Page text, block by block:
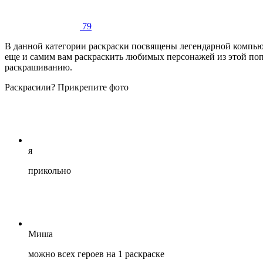
79
В данной категории раскраски посвящены легендарной
еще и самим вам раскраскить любимых персонажей из этой
раскрашиванию.
Раскрасили? Прикрепите фото
я
прикольно
Миша
можно всех героев на 1 раскраске